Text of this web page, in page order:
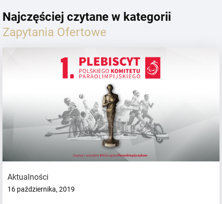
Najczęściej czytane w kategorii
Zapytania Ofertowe
Aktualności
16 października, 2019